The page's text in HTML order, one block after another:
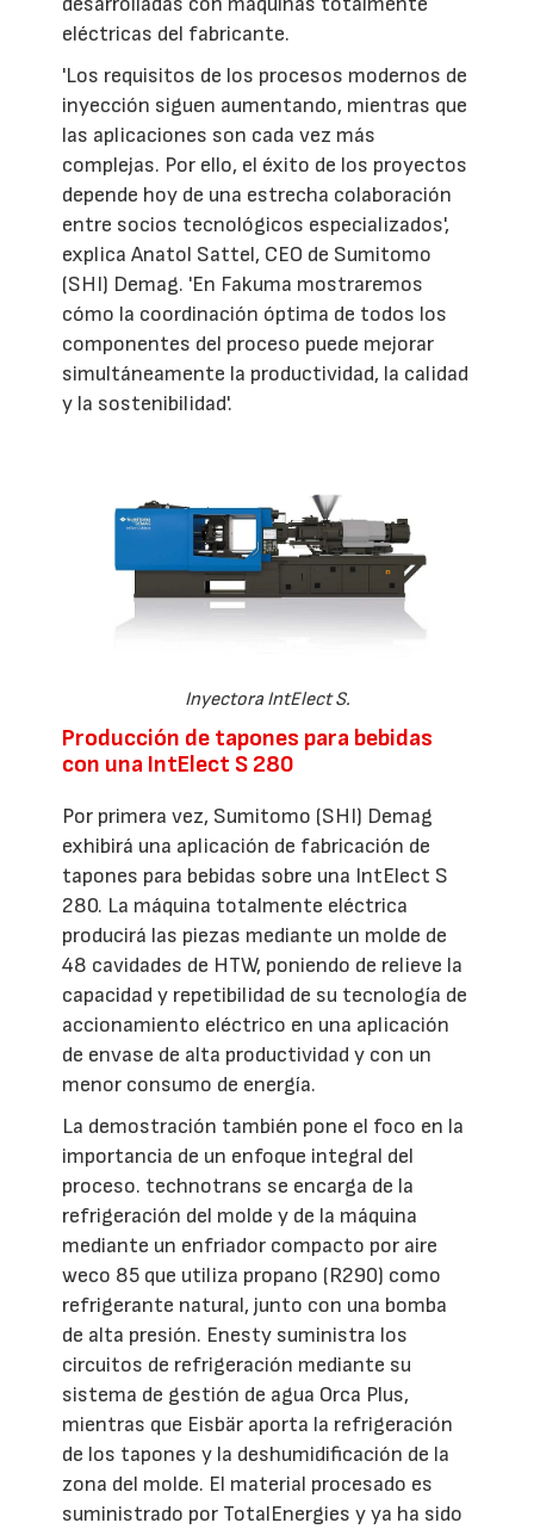
eléctricas del fabricante.
'Los requisitos de los procesos modernos de
inyección siguen aumentando, mientras que
las aplicaciones son cada vez más
complejas. Por ello, el éxito de los proyectos
depende hoy de una estrecha colaboración
entre socios tecnológicos especializados',
explica Anatol Sattel, CEO de Sumitomo
(SHI) Demag. 'En Fakuma mostraremos
cómo la coordinación óptima de todos los
componentes del proceso puede mejorar
simultáneamente la productividad, la calidad
y la sostenibilidad'.
Inyectora IntElect S.
Producción de tapones para bebidas
con una IntElect S 280
Por primera vez, Sumitomo (SHI) Demag
exhibirá una aplicación de fabricación de
tapones para bebidas sobre una IntElect S
280. La máquina totalmente eléctrica
producirá las piezas mediante un molde de
48 cavidades de HTW, poniendo de relieve la
capacidad y repetibilidad de su tecnología de
accionamiento eléctrico en una aplicación
de envase de alta productividad y con un
menor consumo de energía.
La demostración también pone el foco en la
importancia de un enfoque integral del
proceso. technotrans se encarga de la
refrigeración del molde y de la máquina
mediante un enfriador compacto por aire
weco 85 que utiliza propano (R290) como
refrigerante natural, junto con una bomba
de alta presión. Enesty suministra los
circuitos de refrigeración mediante su
sistema de gestión de agua Orca Plus,
mientras que Eisbär aporta la refrigeración
de los tapones y la deshumidificación de la
zona del molde. El material procesado es
suministrado por TotalEnergies y ya ha sido